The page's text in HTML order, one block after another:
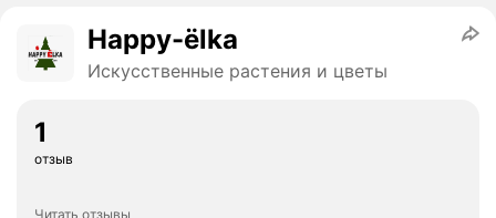
Happy-ёlka
Искусственные растения и цветы
1
отзыв
Читать отзывы